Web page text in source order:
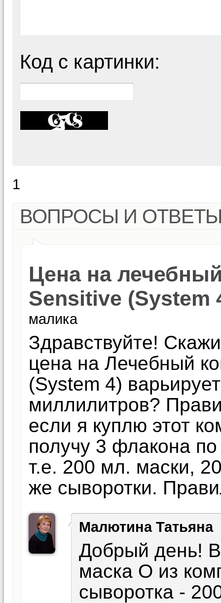
Код с картинки:
1
ВОПРОСЫ И
Цена на
Sensitive (System
малика
Здравствуйте!
цена на Лечебный
(System 4)
миллилитров?
если я куплю этот
получу 3 флакона
т.е. 200 мл. маски,
же сыворотки.
Малютина Татьяна
Добрый день!
маска О из
сыворотка -